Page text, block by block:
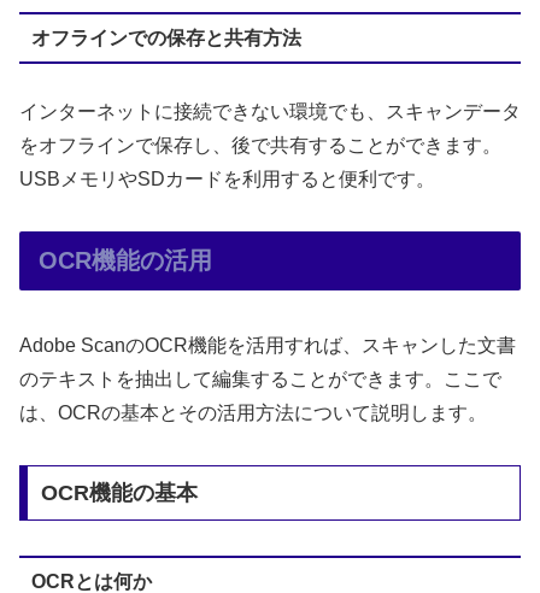
オフラインでの保存と共有方法
インターネットに接続できない環境でも、スキャンデータ
をオフラインで保存し、後で共有することができます。
USBメモリやSDカードを利用すると便利です。
OCR機能の活用
Adobe ScanのOCR機能を活用すれば、スキャンした文書
のテキストを抽出して編集することができます。ここで
は、OCRの基本とその活用方法について説明します。
OCR機能の基本
OCRとは何か